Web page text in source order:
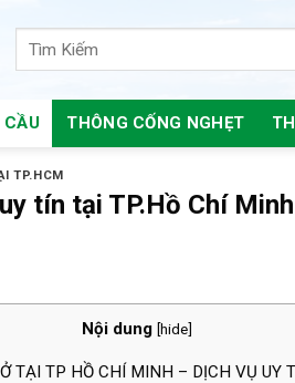
CẦU THÔNG CỐNG NGHẸT
TP.HCM
tín tại TP.Hồ Chí Minh
Nội dung [hide]
TẠI TP HỒ CHÍ MINH – DỊCH VỤ UY